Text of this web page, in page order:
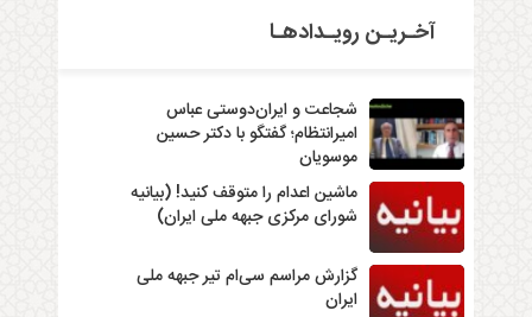
آخـریـن رویـدادهـا
شجاعت و ایران‌دوستی عباس
امیرانتظام؛ گفتگو با دکتر حسین
موسویان
ماشین اعدام را متوقف کنید! (بیانیه
شورای مرکزی جبهه ملی ایران)
گزارش مراسم سی‌ام تیر جبهه ملی
ایران